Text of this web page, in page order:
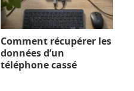
Comment récupérer les
données d’un
téléphone cassé